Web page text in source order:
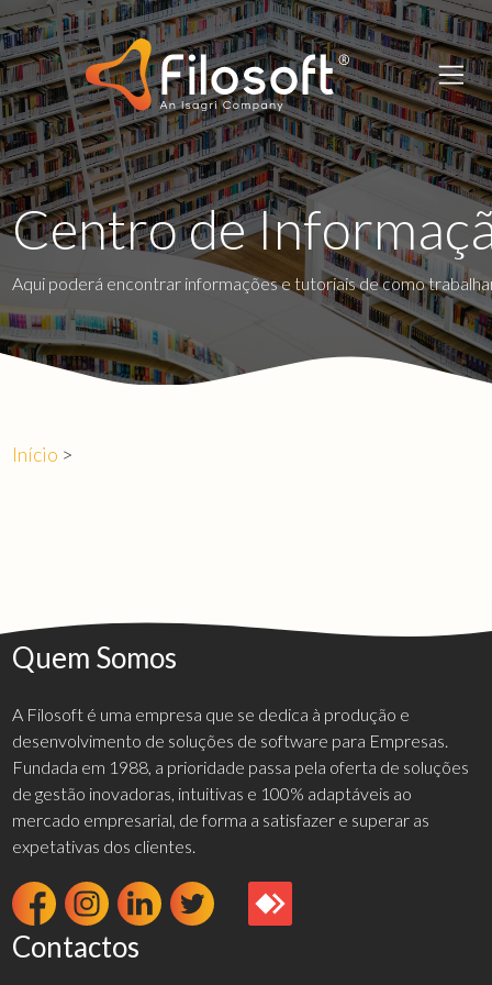
Centro de
Aqui poderá encontrar informações e tutoriais de como
Início >
Quem Somos
A Filosoft é uma empresa que se dedica à produção e
desenvolvimento de soluções de software para Empresas.
Fundada em 1988, a prioridade passa pela oferta de soluções
de gestão inovadoras, intuitivas e 100% adaptáveis ao
mercado empresarial, de forma a satisfazer e superar as
expetativas dos clientes.
Contactos